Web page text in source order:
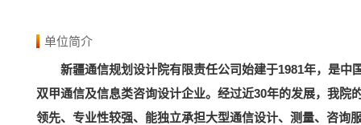
单位简介
新疆通信规划设计院有限责任公司始建于1981年，是
双甲通信及信息类咨询设计企业。经过近30年的发展，我
领先、专业性较强、能独立承担大型通信设计、测量、咨询